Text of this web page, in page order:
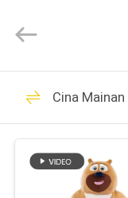
RUMAH
PRODUK
TENTANG
Reserved.
Cina